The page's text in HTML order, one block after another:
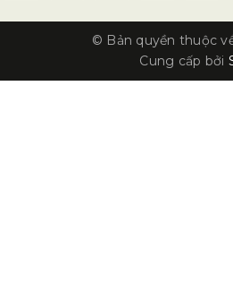
© Bản quyền thuộc
Cung cấp bởi